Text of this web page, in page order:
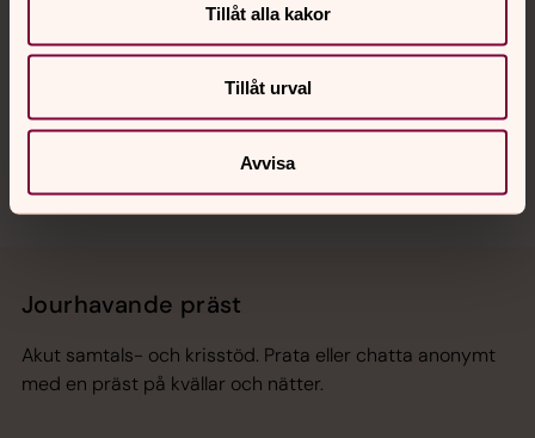
Tillåt alla kakor
Tillåt urval
Avvisa
Sociala kanaler
Jourhavande präst
Akut samtals- och krisstöd. Prata eller chatta anonymt
med en präst på kvällar och nätter.